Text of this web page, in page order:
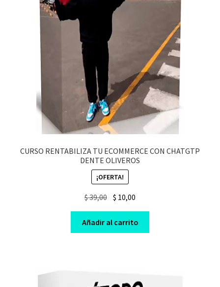
CURSO RENTABILIZA TU ECOMMERCE CON CHATGTP
DENTE OLIVEROS
¡OFERTA!
$39,00 Original
was:
$ 39,00.
$ 10,00
is:
$ 10,00.
Añadir al carrito